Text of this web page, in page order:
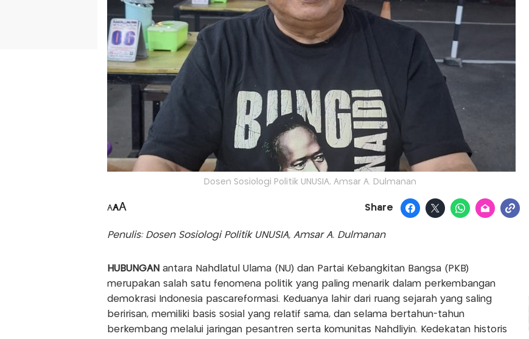
Dosen Sosiologi Politik UNUSIA, Amsar A. Dulmanan
AAA Share
Penulis: Dosen Sosiologi Politik UNUSIA, Amsar A. Dulmanan
HUBUNGAN antara Nahdlatul Ulama (NU) dan Partai Kebangkitan Bangsa (PKB)
merupakan salah satu fenomena politik yang paling menarik dalam perkembangan
demokrasi Indonesia pascareformasi. Keduanya lahir dari ruang sejarah yang saling
beririsan, memiliki basis sosial yang relatif sama, dan selama bertahun-tahun
berkembang melalui jaringan pesantren serta komunitas Nahdliyin. Kedekatan historis